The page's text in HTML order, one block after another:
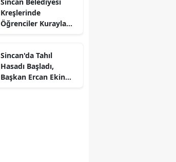
Kreşlerinde
Öğrenciler Kurayla
Sincan'da Tahıl
Hasadı Başladı,
Başkan Ercan Ekin